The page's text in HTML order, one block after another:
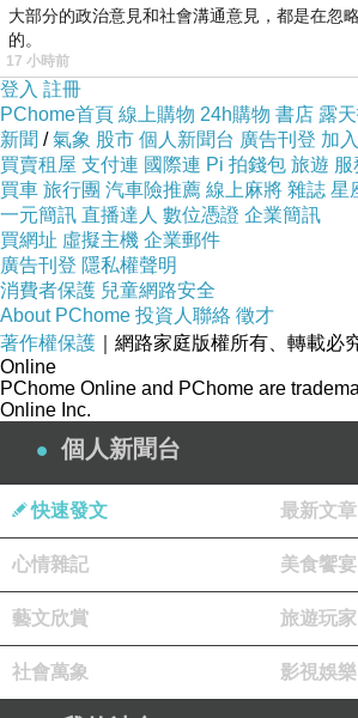
2005 年漢城的中文名稱正式更改為 『 首爾
的 『 N 首爾塔 』。N 在這裡即代表了南山
英語 New（ 新 ）的意思。 ( 資料來源 :
南山塔不僅位於首爾市最大的公園（ 南山
爲首爾的象徵，東邊龍門山，西邊仁川前海
城，北面又可以俯視鬆嶽山。 ( 資料來源 :
大部分的政治意見和社會溝通意見，都是在忽
的。
17 小時前
登入 註冊
PChome首頁 線上購物 24h購物 書店 露
新聞 /氣象 股市 個人新聞台 廣告刊登 加
買賣租屋 支付連 國際連 Pi 拍錢包 旅遊
買車 旅行團 汽車險推薦 線上麻將 雜誌 星
一元簡訊 直播達人 數位憑證 企業簡訊
買網址 虛擬主機 企業郵件
廣告刊登 隱私權聲明
消費者保護 兒童網路安全
About PChome 投資人聯絡 徵才
著作權保護 ｜網路家庭版權所有、轉載必
Online
PChome Online and PChome are
Online Inc.
個人新聞台
快速發文 最新文章
心情雜記 美食饗宴
藝文欣賞 旅遊玩家
社會萬象 影視娛樂